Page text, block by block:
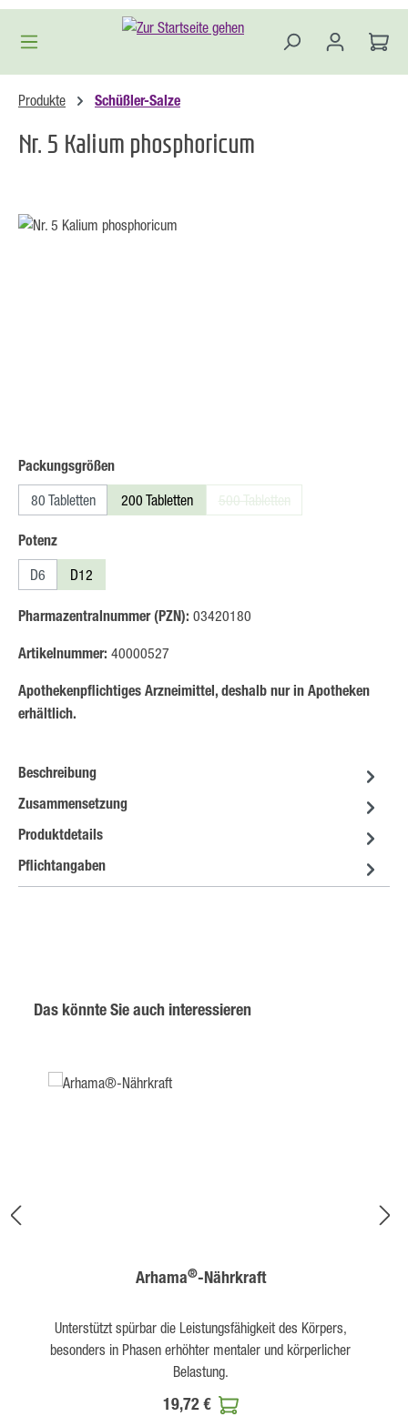
Zum Hauptinhalt springen
Produkte Schüßler-Salze
Nr. 5 Kalium phosphoricum
Bildergalerie überspringen
Packungsgrößenauswählen
80 Tabletten 200 Tabletten 500 Tabletten
(Diese Option ist zurzeit nicht
Potenzauswählen
D6 D12
Pharmazentralnummer (PZN): 03420180
Artikelnummer: 40000527
Apothekenpflichtiges Arzneimittel, deshalb nur in Apotheken
erhältlich.
Beschreibung
Zusammensetzung
Produktdetails
Pflichtangaben
Produktgalerie überspringen
Das könnte Sie auch interessieren
Arhama®-Nährkraft
Unterstützt spürbar die Leistungsfähigkeit des Körpers,
besonders in Phasen erhöhter mentaler und körperlicher
Belastung.
19,72 €